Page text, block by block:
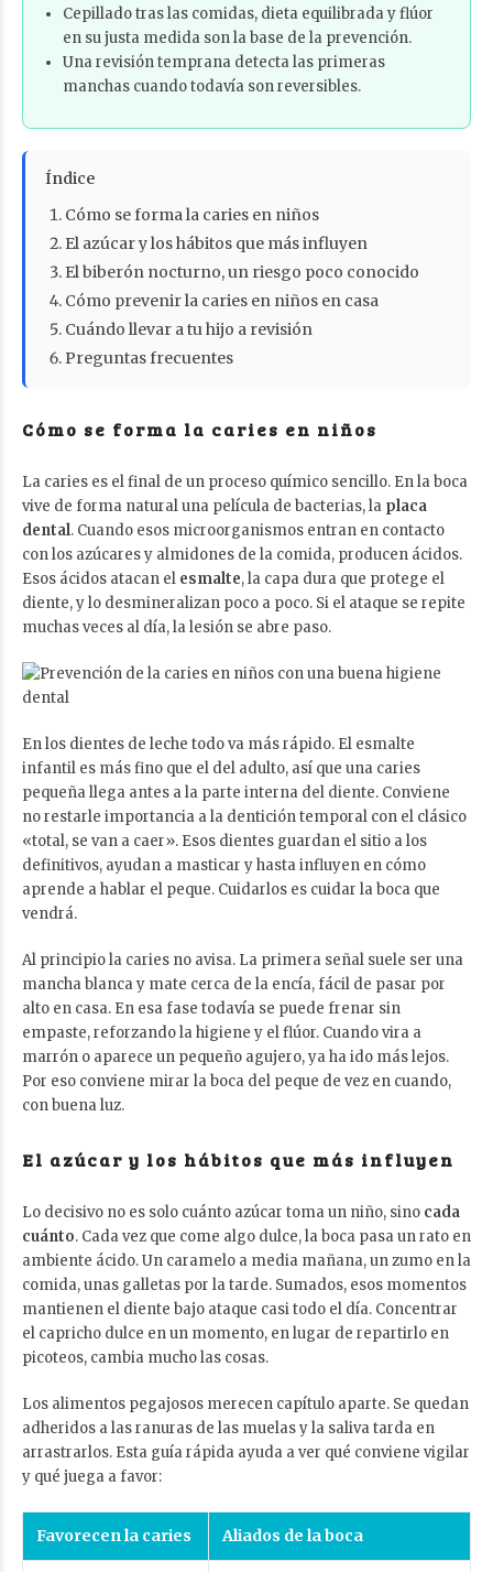
Cepillado tras las comidas, dieta equilibrada y flúor
en su justa medida son la base de la prevención.
Una revisión temprana detecta las primeras
manchas cuando todavía son reversibles.
Índice
Cómo se forma la caries en niños
El azúcar y los hábitos que más influyen
El biberón nocturno, un riesgo poco conocido
Cómo prevenir la caries en niños en casa
Cuándo llevar a tu hijo a revisión
Preguntas frecuentes
Cómo se forma la caries en niños
La caries es el final de un proceso químico sencillo. En la boca
vive de forma natural una película de bacterias, la placa
dental. Cuando esos microorganismos entran en contacto
con los azúcares y almidones de la comida, producen ácidos.
Esos ácidos atacan el esmalte, la capa dura que protege el
diente, y lo desmineralizan poco a poco. Si el ataque se repite
muchas veces al día, la lesión se abre paso.
En los dientes de leche todo va más rápido. El esmalte
infantil es más fino que el del adulto, así que una caries
pequeña llega antes a la parte interna del diente. Conviene
no restarle importancia a la dentición temporal con el clásico
«total, se van a caer». Esos dientes guardan el sitio a los
definitivos, ayudan a masticar y hasta influyen en cómo
aprende a hablar el peque. Cuidarlos es cuidar la boca que
vendrá.
Al principio la caries no avisa. La primera señal suele ser una
mancha blanca y mate cerca de la encía, fácil de pasar por
alto en casa. En esa fase todavía se puede frenar sin
empaste, reforzando la higiene y el flúor. Cuando vira a
marrón o aparece un pequeño agujero, ya ha ido más lejos.
Por eso conviene mirar la boca del peque de vez en cuando,
con buena luz.
El azúcar y los hábitos que más influyen
Lo decisivo no es solo cuánto azúcar toma un niño, sino cada
cuánto. Cada vez que come algo dulce, la boca pasa un rato en
ambiente ácido. Un caramelo a media mañana, un zumo en la
comida, unas galletas por la tarde. Sumados, esos momentos
mantienen el diente bajo ataque casi todo el día. Concentrar
el capricho dulce en un momento, en lugar de repartirlo en
picoteos, cambia mucho las cosas.
Los alimentos pegajosos merecen capítulo aparte. Se quedan
adheridos a las ranuras de las muelas y la saliva tarda en
arrastrarlos. Esta guía rápida ayuda a ver qué conviene vigilar
y qué juega a favor:
Favorecen la caries Aliados de la boca